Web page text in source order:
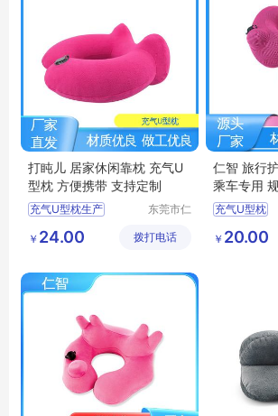
打盹儿 居家休闲靠枕 充气U
型枕 方便携带 支持定制
充气U型枕生产
居家休闲靠枕
东莞市仁
技有限公
￥ 24.00 拨打电话
仁智 旅行
乘车专用
充气U型枕
透气U型枕
￥ 20.00